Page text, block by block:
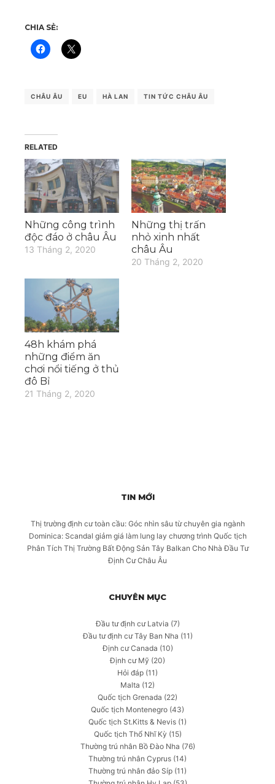
CHIA SẺ:
CHÂU ÂU EU HÀ LAN TIN TỨC CHÂU ÂU
RELATED
Những công trình
độc đáo ở châu Âu
13 Tháng 2, 2020
Những thị trấn
nhỏ xinh nhất
châu Âu
20 Tháng 2, 2020
48h khám phá
những điểm ăn
chơi nổi tiếng ở thủ
đô Bỉ
21 Tháng 2, 2020
TIN MỚI
Thị trường định cư toàn cầu: Góc nhìn sâu từ chuyên gia ngành
Dominica: Scandal giảm giá làm lung lay chương trình Quốc tịch
Phân Tích Thị Trường Bất Động Sản Tây Balkan Cho Nhà Đầu Tư
Định Cư Châu Âu
CHUYÊN MỤC
Đầu tư định cư Latvia (7)
Đầu tư định cư Tây Ban Nha (11)
Định cư Canada (10)
Định cư Mỹ (20)
Hỏi đáp (11)
Malta (12)
Quốc tịch Grenada (22)
Quốc tịch Montenegro (43)
Quốc tịch St.Kitts & Nevis (1)
Quốc tịch Thổ Nhĩ Kỳ (15)
Thường trú nhân Bồ Đào Nha (76)
Thường trú nhân Cyprus (14)
Thường trú nhân đảo Síp (11)